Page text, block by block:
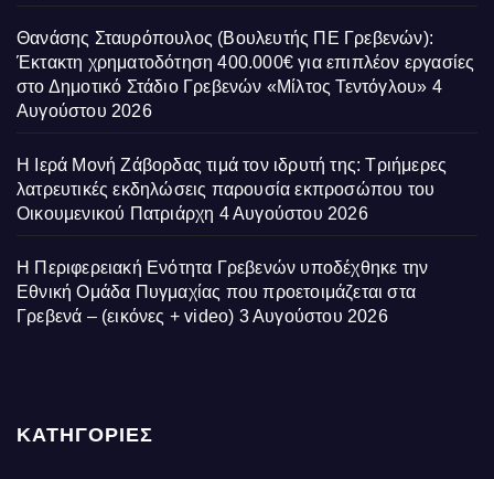
Θανάσης Σταυρόπουλος (Βουλευτής ΠΕ Γρεβενών):
Έκτακτη χρηματοδότηση 400.000€ για επιπλέον εργασίες
στο Δημοτικό Στάδιο Γρεβενών «Μίλτος Τεντόγλου» 4
Αυγούστου 2026
Η Ιερά Μονή Ζάβορδας τιμά τον ιδρυτή της: Τριήμερες
λατρευτικές εκδηλώσεις παρουσία εκπροσώπου του
Οικουμενικού Πατριάρχη 4 Αυγούστου 2026
Η Περιφερειακή Ενότητα Γρεβενών υποδέχθηκε την
Εθνική Ομάδα Πυγμαχίας που προετοιμάζεται στα
Γρεβενά – (εικόνες + video) 3 Αυγούστου 2026
ΚΑΤΗΓΟΡΙΕΣ